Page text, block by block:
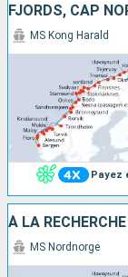
FJORDS, CAP
Payez
MS Kong Harald
MS Nordnorge